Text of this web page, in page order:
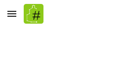
Skip to main content